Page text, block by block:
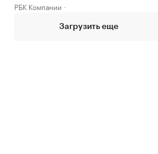
РБК Компании
Загрузить еще